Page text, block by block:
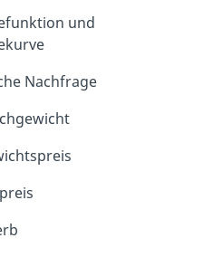
und
Nachfrage